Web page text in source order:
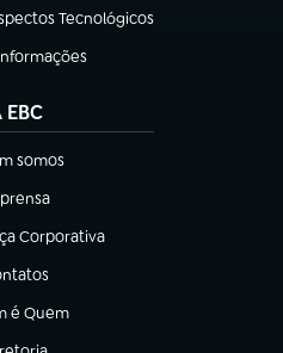
Tecnológicos
nova aba)
EBC
somos
em nova aba)
em nova aba)
Corporativa
aba)
em nova aba)
é Quem
nova aba)